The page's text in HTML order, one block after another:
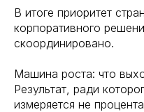
В итоге приоритет
корпоративного
скоординировано.
Машина роста: что
Результат, ради
измеряется не